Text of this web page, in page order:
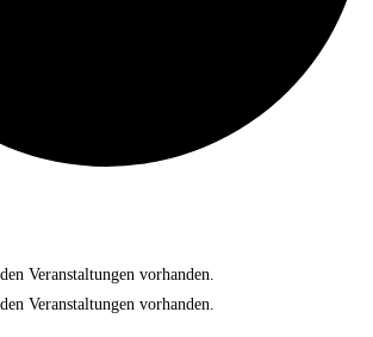
Veranstaltungen vorhanden.
Veranstaltungen vorhanden.